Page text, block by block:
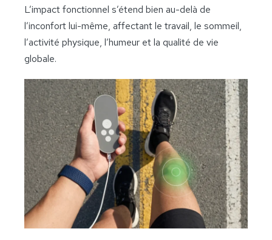
L’impact fonctionnel s’étend bien au-delà de
l’inconfort lui-même, affectant le travail, le sommeil,
l’activité physique, l’humeur et la qualité de vie
globale.